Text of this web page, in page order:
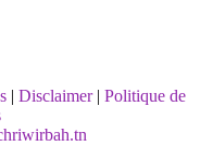
| Disclaimer | Politique de